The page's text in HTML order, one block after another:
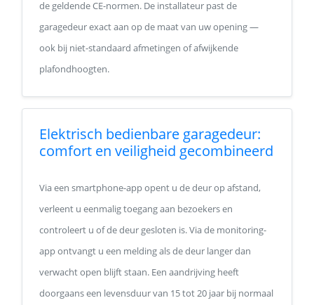
de geldende CE-normen. De installateur past de
garagedeur exact aan op de maat van uw opening —
ook bij niet-standaard afmetingen of afwijkende
plafondhoogten.
Elektrisch bedienbare garagedeur:
comfort en veiligheid gecombineerd
Via een smartphone-app opent u de deur op afstand,
verleent u eenmalig toegang aan bezoekers en
controleert u of de deur gesloten is. Via de monitoring-
app ontvangt u een melding als de deur langer dan
verwacht open blijft staan. Een aandrijving heeft
doorgaans een levensduur van 15 tot 20 jaar bij normaal